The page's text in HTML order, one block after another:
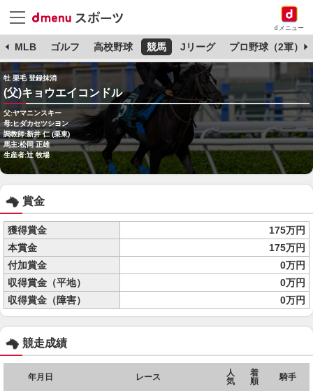
dメニュー
MLB ゴルフ 高校野球 競馬 Jリーグ プロ野球（2軍）
牡 栗毛 登録抹消
(父)キョウエイコンドル
父:ヤマニンスキー
母:ヒダカセツシヨン
調教師:新井 仁 (栗東)
馬主:松岡 正雄
生産者:辻 牧場
賞金
獲得賞金
175万円
本賞金
175万円
付加賞金
0万円
収得賞金（平地）
0万円
収得賞金（障害）
0万円
競走成績
年月日 レース
人
気
着
順
騎手